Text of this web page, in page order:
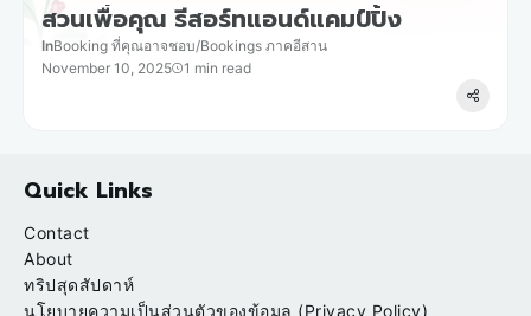
สวนเพื่อคุณ รีสอร์ทแอนด์แคมป์ปิ้ง
InBooking ที่คุณอาจชอบ/Bookings ภาคอีสาน
November 10, 2025
1 min read
Quick Links
Contact
About
ทริปสุดสัปดาห์
นโยบายความเป็นส่วนตัวของข้อมูล (Privacy Policy)